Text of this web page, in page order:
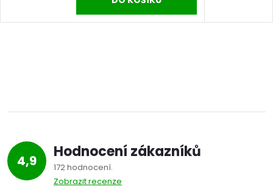
4,9 Hodnocení zákazníků
172 hodnocení
Zobrazit recenze